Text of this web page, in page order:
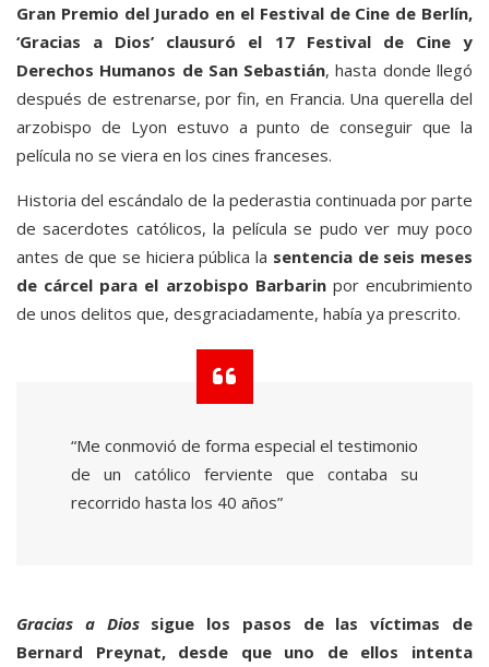
Gran Premio del Jurado en el Festival de Cine de Berlín,
‘Gracias a Dios’ clausuró el 17 Festival de Cine y
Derechos Humanos de San Sebastián, hasta donde llegó
después de estrenarse, por fin, en Francia. Una querella del
arzobispo de Lyon estuvo a punto de conseguir que la
película no se viera en los cines franceses.
Historia del escándalo de la pederastia continuada por parte
de sacerdotes católicos, la película se pudo ver muy poco
antes de que se hiciera pública la sentencia de seis meses
de cárcel para el arzobispo Barbarin por encubrimiento
de unos delitos que, desgraciadamente, había ya prescrito.
“Me conmovió de forma especial el testimonio
de un católico ferviente que contaba su
recorrido hasta los 40 años”
Gracias a Diossigue los pasos de las víctimas de
Bernard Preynat, desde que uno de ellos intenta